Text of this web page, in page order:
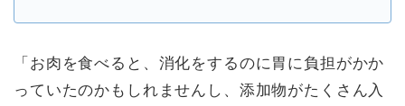
「お肉を食べると、消化をするのに胃に負担がかか
っていたのかもしれませんし、添加物がたくさん入